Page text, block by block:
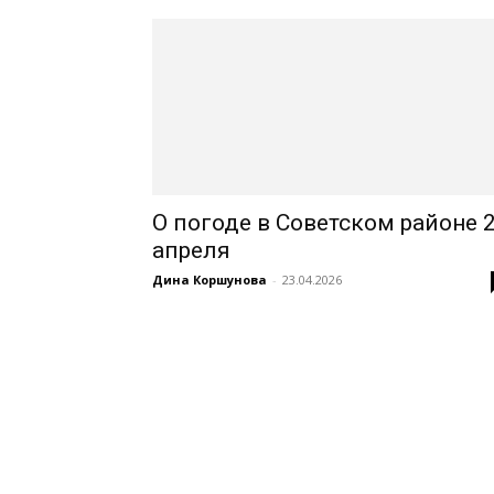
О погоде в Советском районе
апреля
Дина Коршунова - 23.04.2026